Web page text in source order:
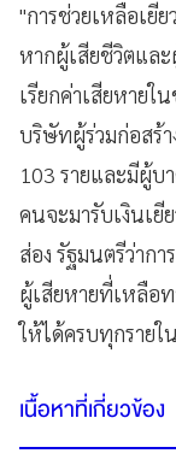
"การช่วยเหลือเยี
หากผู้เสียชีวิตแล
เรียกค่าเสียหายใ
บริษัทผู้ร่วมก่อสร้
103 รายและมีผู้บ
คนจะมารับเงินเยี
ส่อง รัฐมนตรีว่าก
ผู้เสียหายที่เหลือท
ให้ได้ครบทุกรายใ
เนื้อหาที่เกี่ยวข้อง